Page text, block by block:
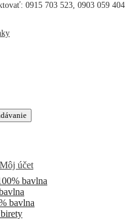
0915 703 523, 0903 059 404
Môj účet
bavlna
bavlna